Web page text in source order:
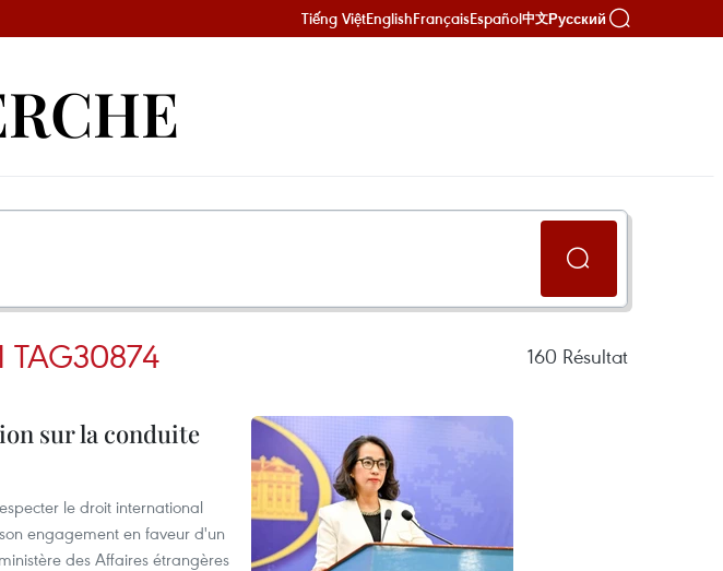
Tiếng ViệtEnglishFrançaisEspañol中文Русский
TAG30874 160 Résultat
sur la conduite
le droit international
engagement en faveur d'un
des Affaires étrangères